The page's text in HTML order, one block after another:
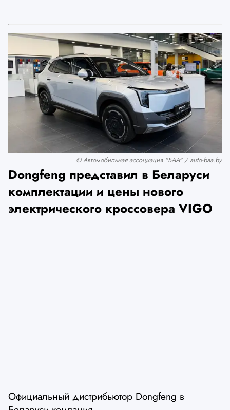
© Автомобильная ассоциация "БАА" / auto-baa.by
Dongfeng представил в Беларуси
комплектации и цены нового
электрического кроссовера VIGO
Официальный дистрибьютор Dongfeng в